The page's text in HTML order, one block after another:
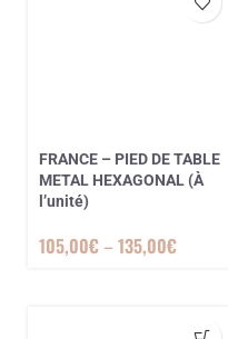
FRANCE – PIED DE TABLE
METAL HEXAGONAL (À
l’unité)
105,00€–135,00€